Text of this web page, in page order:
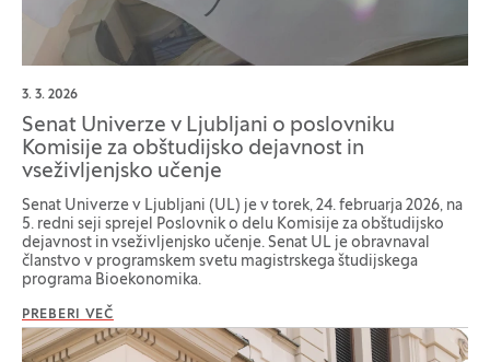
3. 3. 2026
Senat Univerze v Ljubljani o poslovniku
Komisije za obštudijsko dejavnost in
vseživljenjsko učenje
Senat Univerze v Ljubljani (UL) je v torek, 24. februarja 2026, na
5. redni seji sprejel Poslovnik o delu Komisije za obštudijsko
dejavnost in vseživljenjsko učenje. Senat UL je obravnaval
članstvo v programskem svetu magistrskega študijskega
programa Bioekonomika.
PREBERI VEČ